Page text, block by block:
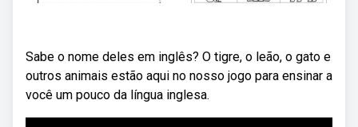
Sabe o nome deles em inglês? O tigre, o leão, o gato e
outros animais estão aqui no nosso jogo para ensinar a
você um pouco da língua inglesa.